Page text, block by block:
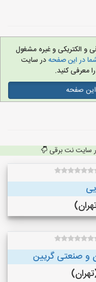
و الکتریکی و غیره مشغول
در این صفحهدر سایت
معرفی کنید.
این صفحه
سایت نت برقی
و صنعتی گریین